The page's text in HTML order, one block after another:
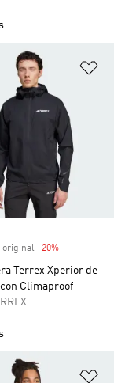
de deseos
original -20%
Terrex Xperior de
con Climaproof
de deseos